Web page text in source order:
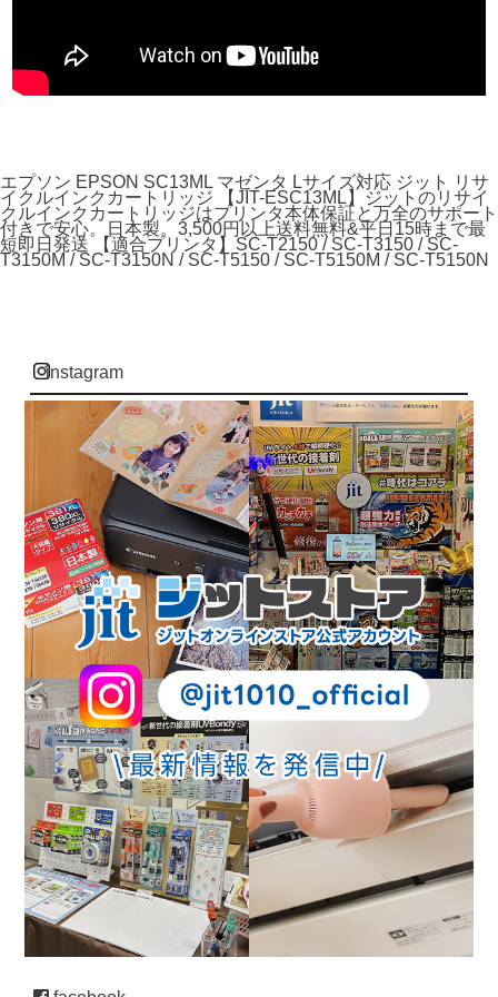
エプソン EPSON SC13ML マゼンタ Lサイズ対応 ジット リサ
イクルインクカートリッジ 【JIT-ESC13ML】ジットのリサイ
クルインクカートリッジはプリンタ本体保証と万全のサポート
付きで安心。日本製。3,500円以上送料無料&平日15時まで最
短即日発送 【適合プリンタ】SC-T2150 / SC-T3150 / SC-
T3150M / SC-T3150N / SC-T5150 / SC-T5150M / SC-T5150N
instagram